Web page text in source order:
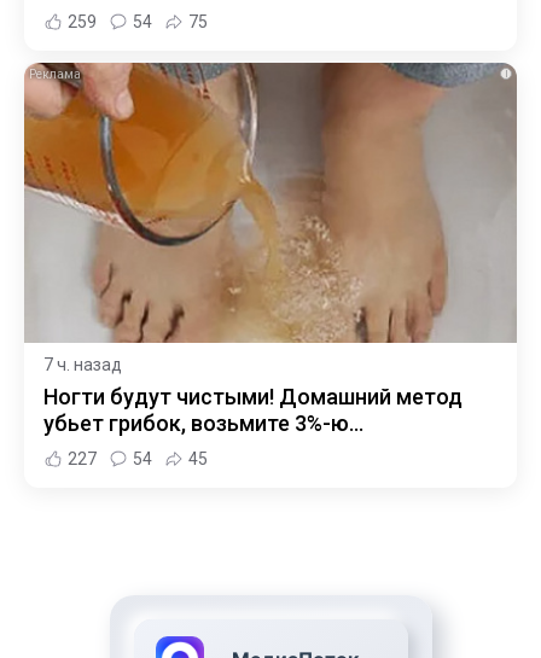
259 54 75
i
7 ч. назад
Ногти будут чистыми! Домашний метод
убьет грибок, возьмите 3%-ю…
227 54 45